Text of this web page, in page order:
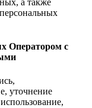
а также
Оператором с
уточнение